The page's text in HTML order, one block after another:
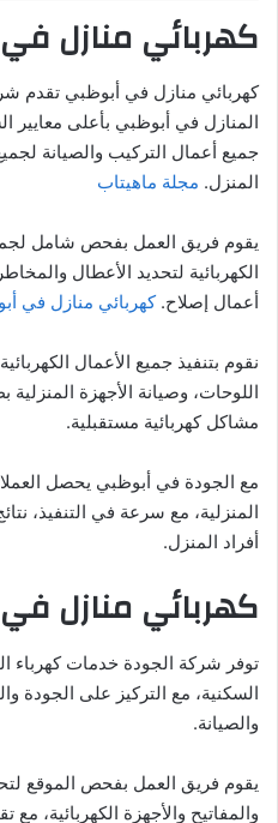
كهربائي منازل
كهربائي منازل في أبوظبي تقدم
المنازل في أبوظبي بأعلى معايير
جميع أعمال التركيب والصيانة
المنزل. مجلة ماهيتاب
يقوم فريق العمل بفحص شامل
الكهربائية لتحديد الأعطال
أعمال إصلاح.كهربائي منازل في
نقوم بتنفيذ جميع الأعمال
اللوحات، وصيانة الأجهزة
مشاكل كهربائية مستقبلية.
مع الجودة في أبوظبي يحصل
المنزلية، مع سرعة في التنفيذ،
أفراد المنزل.
كهربائي منازل
توفر شركة الجودة خدمات كهرباء
السكنية، مع التركيز على الجودة
والصيانة.
يقوم فريق العمل بفحص الموقع
والمفاتيح والأجهزة الكهربائية،